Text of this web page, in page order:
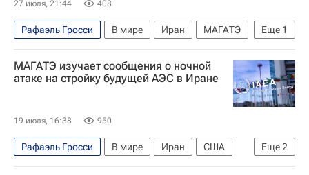
Запорожская АЭС
Энергодар
27 июля, 21:44 408
Еще 1
Рафаэль Гросси В мире Иран
МАГАТЭ
Бушерская АЭС
МАГАТЭ изучает сообщения о ночной
атаке на стройку будущей АЭС в Иране
19 июля, 16:38 950
Еще2
Рафаэль Гросси В мире Иран
США
МАГАТЭ